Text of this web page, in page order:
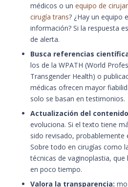
médicos o un equipo de
cirugía trans? ¿Hay un equipo
información? Si la respuesta
de alerta.
Busca referencias
los de la WPATH (World
Transgender Health) o
médicas ofrecen mayor
solo se basan en testimonios.
Actualización del
evoluciona. Si el texto tiene
sido revisado, probablemente
Sobre todo en cirugías como
técnicas de vaginoplastia,
en poco tiempo.
Valora la transparencia: